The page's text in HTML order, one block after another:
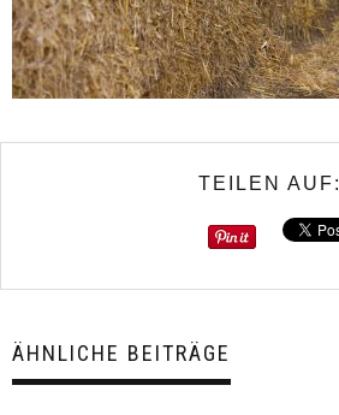
TEILEN AUF:
ÄHNLICHE BEITRÄGE